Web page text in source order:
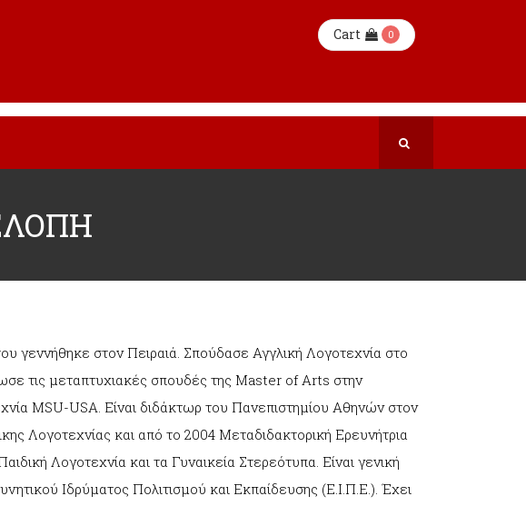
Cart 0
γεννήθηκε στον Πειραιά. Σπούδασε Αγγλική Λογοτεχνία στο
τις μεταπτυχιακές σπουδές της Master of Arts στην
MSU-USA. Είναι διδάκτωρ του Πανεπιστημίου Αθηνών στον
Λογοτεχνίας και από το 2004 Μεταδιδακτορική Ερευνήτρια
Λογοτεχνία και τα Γυναικεία Στερεότυπα. Είναι γενική
Ιδρύματος Πολιτισμού και Εκπαίδευσης (Ε.Ι.Π.Ε.). Έχει